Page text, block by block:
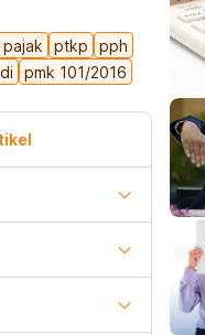
ptkp
pph
pmk 101/2016